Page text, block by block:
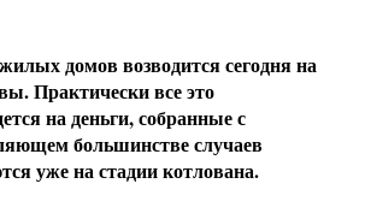
домов возводится сегодня на
Практически все это
на деньги, собранные с
большинстве случаев
уже на стадии котлована.